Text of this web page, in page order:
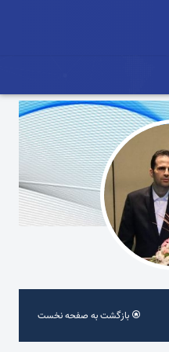
بازگشت به صفحه نخست